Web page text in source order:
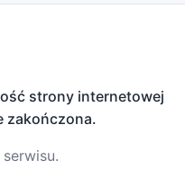
strony internetowej
zakończona.